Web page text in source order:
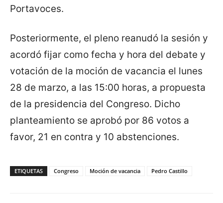
Portavoces.
Posteriormente, el pleno reanudó la sesión y
acordó fijar como fecha y hora del debate y
votación de la moción de vacancia el lunes
28 de marzo, a las 15:00 horas, a propuesta
de la presidencia del Congreso. Dicho
planteamiento se aprobó por 86 votos a
favor, 21 en contra y 10 abstenciones.
ETIQUETAS Congreso Moción de vacancia Pedro Castillo